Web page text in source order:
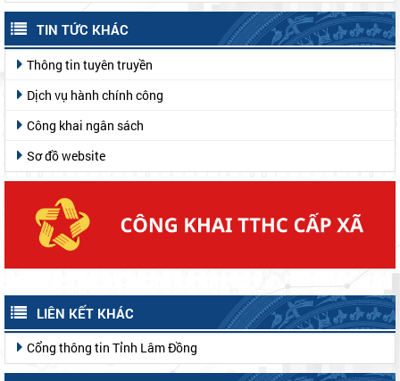
TIN TỨC KHÁC
Thông tin tuyên truyền
Dịch vụ hành chính công
Công khai ngân sách
Sơ đồ website
LIÊN KẾT KHÁC
Cổng thông tin Tỉnh Lâm Đồng